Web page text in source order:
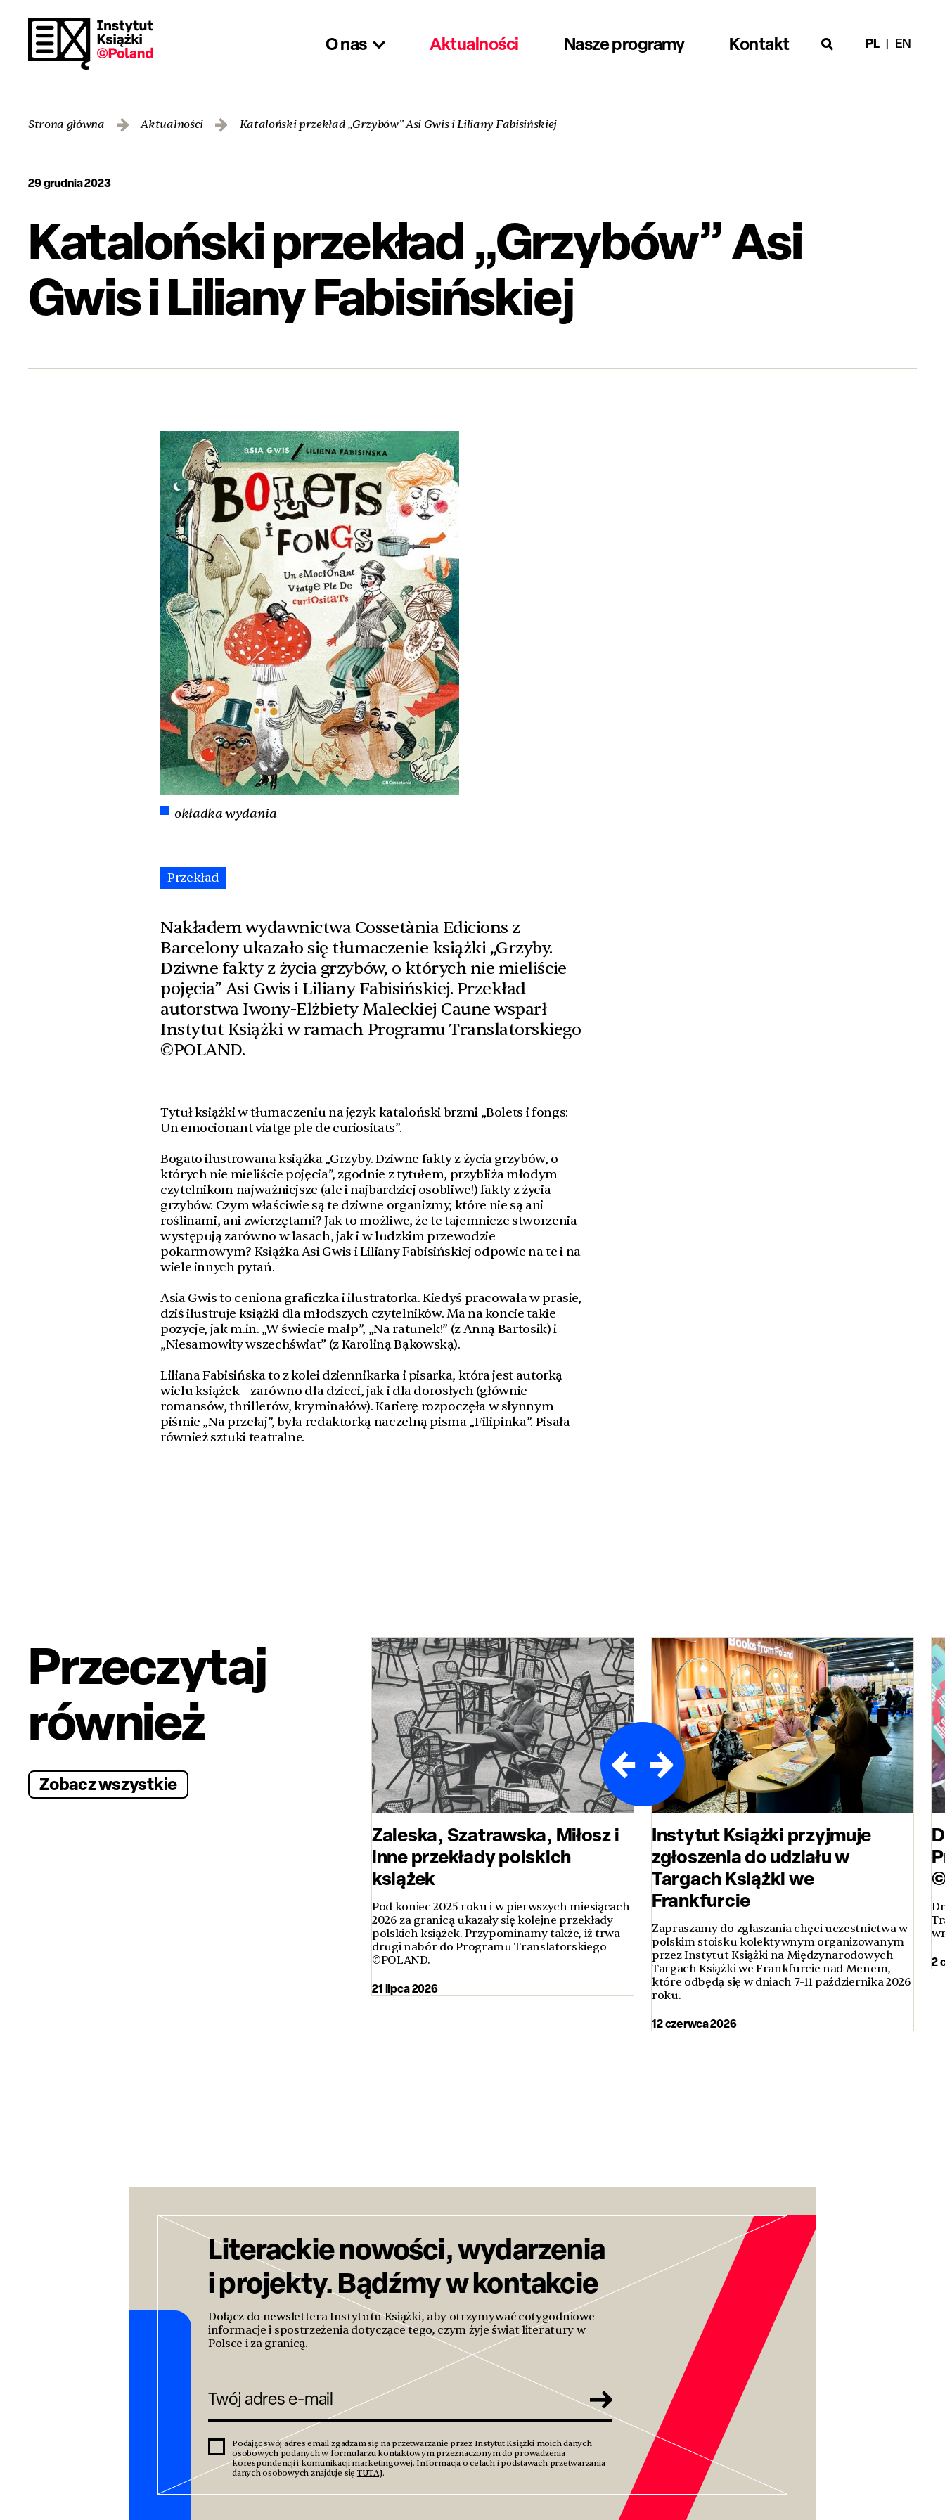
O nas Aktualności Nasze programy Kontakt PL EN
Strona główna Aktualności Kataloński przekład „Grzybów” Asi Gwis i Liliany Fabisińskiej
29 grudnia 2023
Kataloński przekład „Grzybów” Asi
Gwis i Liliany Fabisińskiej
okładka wydania
Przekład
Nakładem wydawnictwa Cossetània Edicions z
Barcelony ukazało się tłumaczenie książki „Grzyby.
Dziwne fakty z życia grzybów, o których nie mieliście
pojęcia” Asi Gwis i Liliany Fabisińskiej. Przekład
autorstwa Iwony-Elżbiety Maleckiej Caune wsparł
Instytut Książki w ramach Programu Translatorskiego
©POLAND.
Tytuł książki w tłumaczeniu na język kataloński brzmi „Bolets i fongs:
Un emocionant viatge ple de curiositats”.
Bogato ilustrowana książka „Grzyby. Dziwne fakty z życia grzybów, o
których nie mieliście pojęcia”, zgodnie z tytułem, przybliża młodym
czytelnikom najważniejsze (ale i najbardziej osobliwe!) fakty z życia
grzybów. Czym właściwie są te dziwne organizmy, które nie są ani
roślinami, ani zwierzętami? Jak to możliwe, że te tajemnicze stworzenia
występują zarówno w lasach, jak i w ludzkim przewodzie
pokarmowym? Książka Asi Gwis i Liliany Fabisińskiej odpowie na te i na
wiele innych pytań.
Asia Gwis to ceniona graficzka i ilustratorka. Kiedyś pracowała w prasie,
dziś ilustruje książki dla młodszych czytelników. Ma na koncie takie
pozycje, jak m.in. „W świecie małp”, „Na ratunek!” (z Anną Bartosik) i
„Niesamowity wszechświat” (z Karoliną Bąkowską).
Liliana Fabisińska to z kolei dziennikarka i pisarka, która jest autorką
wielu książek – zarówno dla dzieci, jak i dla dorosłych (głównie
romansów, thrillerów, kryminałów). Karierę rozpoczęła w słynnym
piśmie „Na przełaj”, była redaktorką naczelną pisma „Filipinka”. Pisała
również sztuki teatralne.
Przeczytaj
również
Zobacz wszystkie
Zaleska, Szatrawska, Miłosz i
inne przekłady polskich
książek
Pod koniec 2025 roku i w pierwszych miesiącach
2026 za granicą ukazały się kolejne przekłady
polskich książek. Przypominamy także, iż trwa
drugi nabór do Programu Translatorskiego
©POLAND.
21 lipca 2026
Instytut Książki przyjmuje
zgłoszenia do udziału w
Targach Książki we
Frankfurcie
Zapraszamy do zgłaszania chęci uczestnictwa w
polskim stoisku kolektywnym organizowanym
przez Instytut Książki na Międzynarodowych
Targach Książki we Frankfurcie nad Menem,
które odbędą się w dniach 7-11 października 2026
roku.
12 czerwca 2026
2
Literackie nowości, wydarzenia
i projekty. Bądźmy w kontakcie
Dołącz do newslettera Instytutu Książki, aby otrzymywać cotygodniowe
informacje i spostrzeżenia dotyczące tego, czym żyje świat literatury w
Polsce i za granicą.
Podając swój adres email zgadzam się na przetwarzanie przez Instytut Książki moich danych
osobowych podanych w formularzu kontaktowym przeznaczonym do prowadzenia
korespondencji i komunikacji marketingowej. Informacja o celach i podstawach przetwarzania
danych osobowych znajduje sięTUTAJ.